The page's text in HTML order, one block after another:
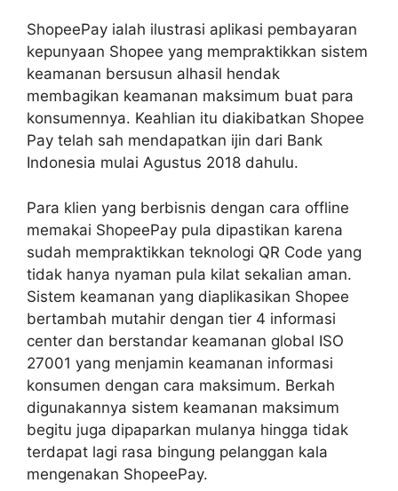
ShopeePay ialah ilustrasi aplikasi pembayaran
kepunyaan Shopee yang mempraktikkan sistem
keamanan bersusun alhasil hendak
membagikan keamanan maksimum buat para
konsumennya. Keahlian itu diakibatkan Shopee
Pay telah sah mendapatkan ijin dari Bank
Indonesia mulai Agustus 2018 dahulu.
Para klien yang berbisnis dengan cara offline
memakai ShopeePay pula dipastikan karena
sudah mempraktikkan teknologi QR Code yang
tidak hanya nyaman pula kilat sekalian aman.
Sistem keamanan yang diaplikasikan Shopee
bertambah mutahir dengan tier 4 informasi
center dan berstandar keamanan global ISO
27001 yang menjamin keamanan informasi
konsumen dengan cara maksimum. Berkah
digunakannya sistem keamanan maksimum
begitu juga dipaparkan mulanya hingga tidak
terdapat lagi rasa bingung pelanggan kala
mengenakan ShopeePay.